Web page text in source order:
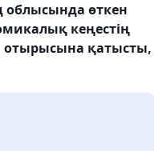
облысында өткен
кеңестің
отырысына қатысты,